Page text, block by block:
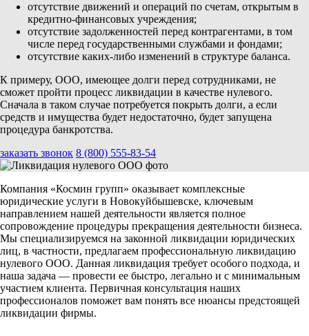
отсутствие движений и операций по счетам, открытым в
кредитно-финансовых учреждения;
отсутствие задолженностей перед контрагентами, в том
числе перед государственными службами и фондами;
отсутствие каких-либо изменений в структуре баланса.
К примеру, ООО, имеющее долги перед сотрудниками, не
сможет пройти процесс ликвидации в качестве нулевого.
Сначала в таком случае потребуется покрыть долги, а если
средств и имущества будет недостаточно, будет запущена
процедура банкротства.
заказать звонок 8 (800) 555-83-54
Компания «Космин групп» оказывает комплексные
юридические услуги в Новокуйбышевске, ключевым
направлением нашей деятельности является полное
сопровождение процедуры прекращения деятельности бизнеса.
Мы специализируемся на законной ликвидации юридических
лиц, в частности, предлагаем профессиональную ликвидацию
нулевого ООО. Данная ликвидация требует особого подхода, и
наша задача — провести ее быстро, легально и с минимальным
участием клиента. Первичная консультация наших
профессионалов поможет вам понять все нюансы предстоящей
ликвидации фирмы.